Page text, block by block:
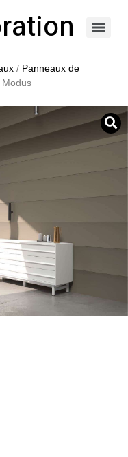
/ Panneaux de